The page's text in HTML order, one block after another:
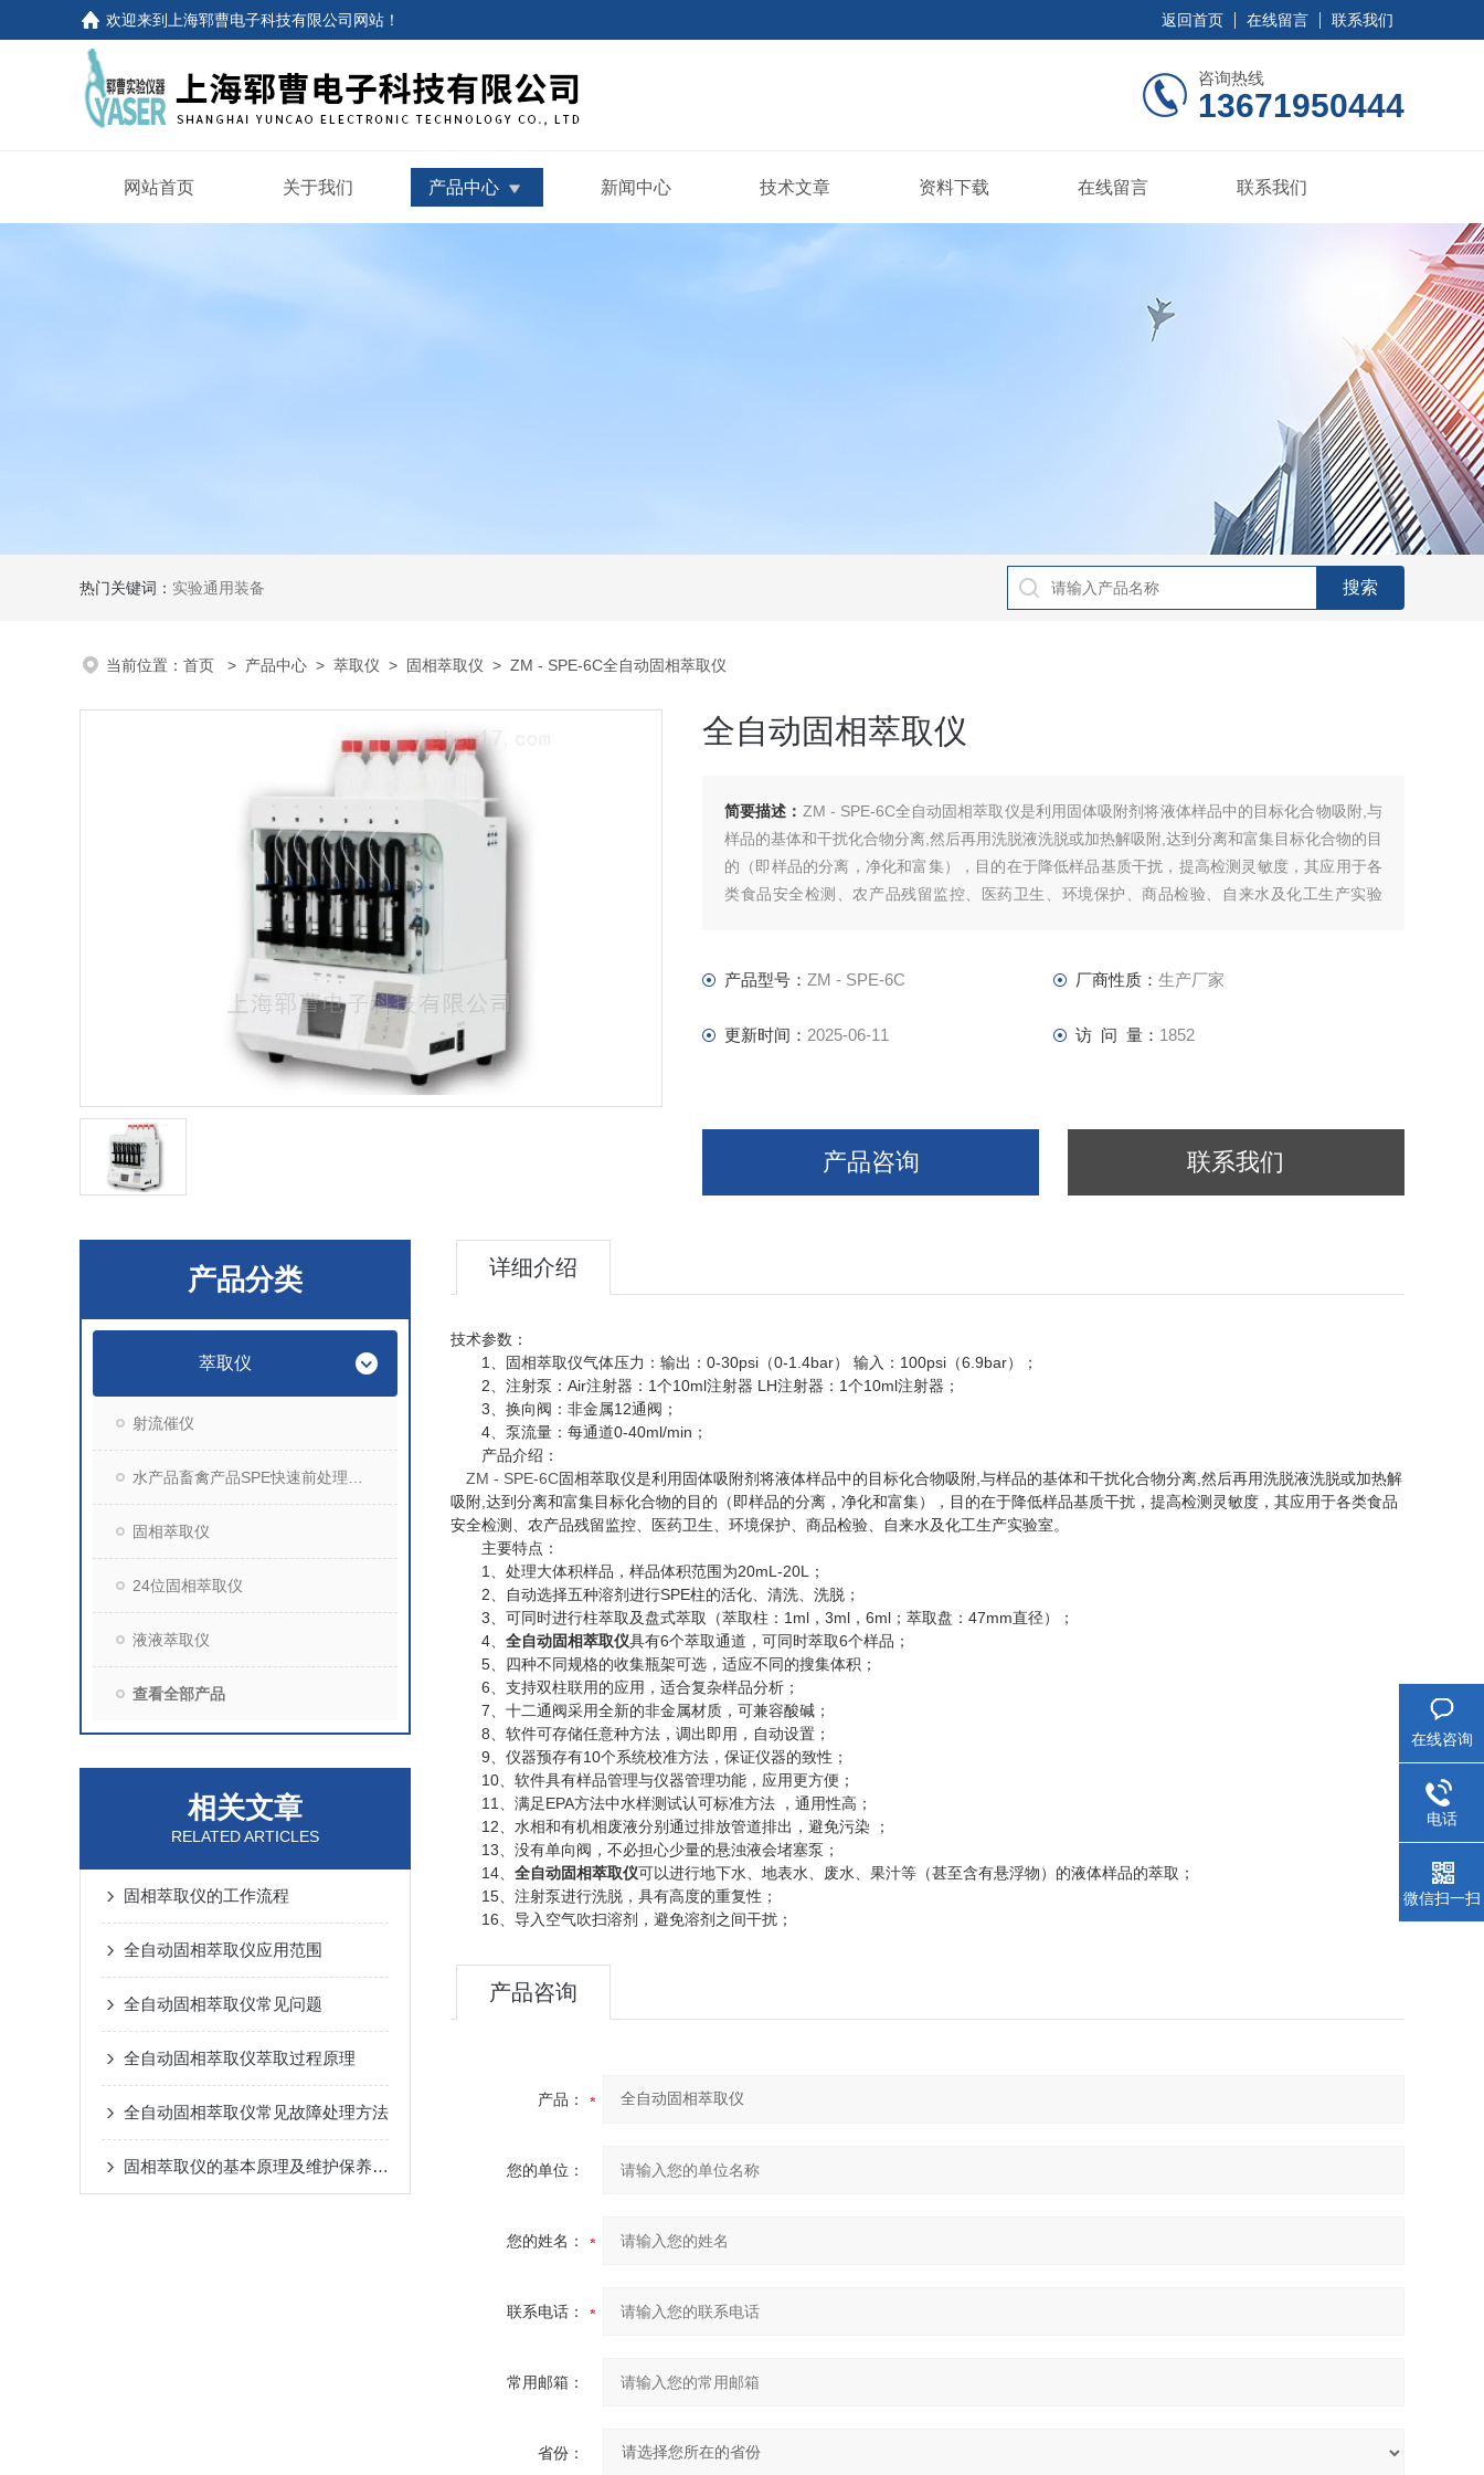
欢迎来到 上海郓曹电子科技有限公司网站 ！ 返回首页 在线留言 联系我们
咨询热线
13671950444
网站首页 关于我们 产品中心 新闻中心 技术文章 资料下载 在线留言 联系我们
热门关键词： 实验通用装备
当前位置： 首页 > 产品中心 > 萃取仪 > 固相萃取仪 > ZM - SPE-6C全自动固相萃取仪
全自动固相萃取仪
简要描述： ZM - SPE-6C全自动固相萃取仪是利用固体吸附剂将液体样品中的目标化合物吸附,与
样品的基体和干扰化合物分离,然后再用洗脱液洗脱或加热解吸附,达到分离和富集目标化合物的目
的（即样品的分离，净化和富集），目的在于降低样品基质干扰，提高检测灵敏度，其应用于各
类食品安全检测、农产品残留监控、医药卫生、环境保护、商品检验、自来水及化工生产实验
产品型号： ZM - SPE-6C 厂商性质： 生产厂家
更新时间： 2025-06-11 访 问 量： 1852
产品咨询 联系我们
产品分类
萃取仪
射流催仪
固相萃取仪
24位固相萃取仪
液液萃取仪
查看全部产品
相关文章
RELATED ARTICLES
固相萃取仪的工作流程
全自动固相萃取仪应用范围
全自动固相萃取仪常见问题
全自动固相萃取仪萃取过程原理
全自动固相萃取仪常见故障处理方法
固相萃取仪的基本原理及维护保养事项
详细介绍
技术参数：
1
、固相萃取仪气体压力：输出： 0-30psi （0-1.4bar） 输入： 100psi （6.9bar）；
2 、注射泵： Air注射器： 1个10ml注射器 LH注射器： 1个10ml注射器；
3 、换向阀：非金属12通阀；
4 、泵流量：每通道0-40ml/min ；
产品介绍：
ZM - SPE-6C固相萃取仪是利用固体吸附剂将液体样品中的目标化合物吸附 与样品的基体和干扰化合物分离 然后再用洗脱液洗脱或加热解
吸附 达到分离和富集目标化合物的目的（即样品的分离，净化和富集），目的在于降低样品基质干扰，提高检测灵敏度，其应用于各类食品
安全检测、农产品残留监控、医药卫生、环境保护、商品检验、自来水及化工生产实验室。
主要特点：
1
、处理大体积样品，样品体积范围为20mL-20L
；
2 、自动选择五种溶剂进行SPE柱的活化、清洗、洗脱；
3 、可同时进行柱萃取及盘式萃取（萃取柱： 1ml ， 3ml ， 6ml ；萃取盘： 47mm直径）；
4
全自动固相萃取仪具有6个萃取通道，可同时萃取6个样品；
5 、四种不同规格的收集瓶架可选，适应不同的搜集体积；
6 、支持双柱联用的应用，适合复杂样品分析；
7 、十二通阀采用全新的非金属材质，可兼容酸碱；
8 、软件可存储任意种方法，调出即用，自动设置；
9 、仪器预存有10个系统校准方法，保证仪器的致性；
10 、软件具有样品管理与仪器管理功能，应用更方便；
11
、满足EPA方法中水样测试认可标准方法
，通用性高；
12 、水相和有机相废液分别通过排放管道排出，避免污染
；
13 、没有单向阀，不必担心少量的悬浊液会堵塞泵；
14
全自动固相萃取仪可以进行地下水、地表水、废水、果汁等（甚至含有悬浮物）的液体样品的萃取；
15 、注射泵进行洗脱，具有高度的重复性；
16 、导入空气吹扫溶剂，避免溶剂之间干扰；
产品咨询
产品：
您的单位：
您的姓名：
联系电话：
常用邮箱：
省份：
在线咨询
电话
微信扫一扫